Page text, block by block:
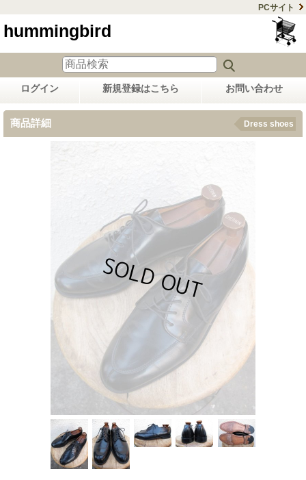
PCサイト
hummingbird
ログイン 新規登録はこちら お問い合わせ
商品詳細 Dress shoes